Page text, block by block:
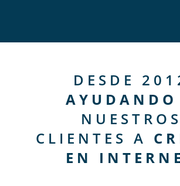
DESDE
AYUDANDO
NUESTROS
CLIENTES A
EN